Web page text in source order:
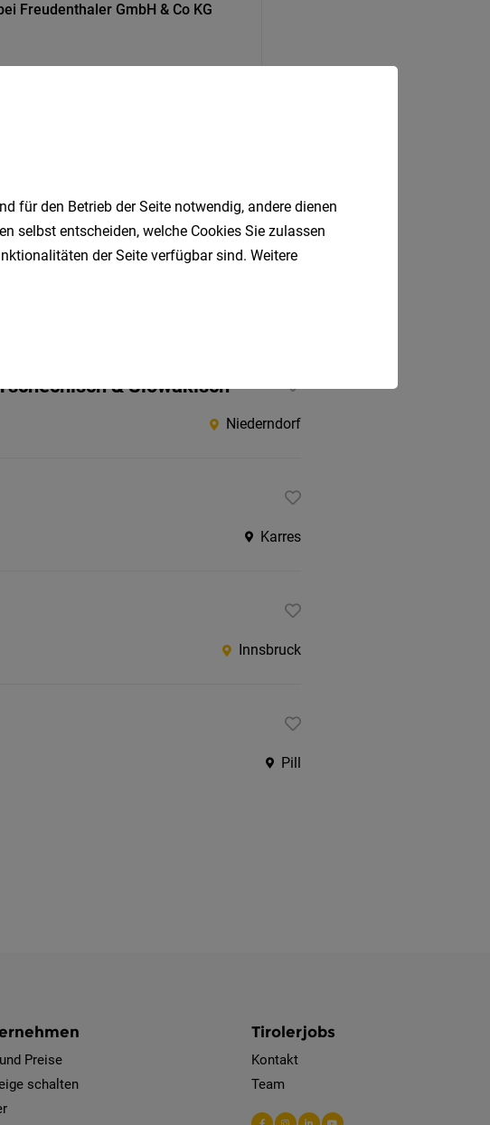
Freudenthaler GmbH & Co KG
& Slowakisch
Niederndorf
Karres
Innsbruck
Pill
Preise
schalten
Tirolerjobs
Kontakt
Team
für den Betrieb der Seite notwendig, andere dienen
selbst entscheiden, welche Cookies Sie zulassen
der Seite verfügbar sind. Weitere